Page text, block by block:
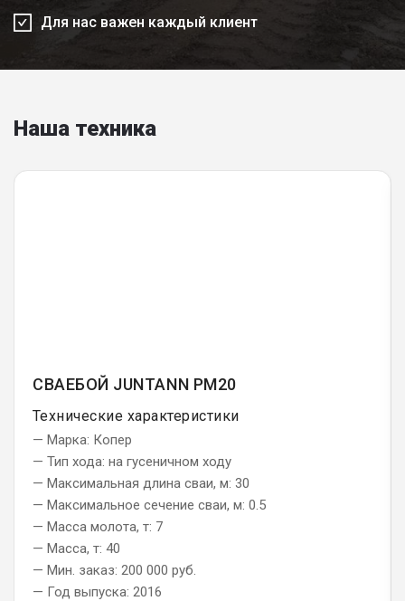
Для нас важен каждый клиент
Наша техника
СВАЕБОЙ JUNTANN PM20
Технические характеристики
— Марка: Копер
— Тип хода: на гусеничном ходу
— Максимальная длина сваи, м: 30
— Максимальное сечение сваи, м: 0.5
— Масса молота, т: 7
— Масса, т: 40
— Мин. заказ: 200 000 руб.
— Год выпуска: 2016